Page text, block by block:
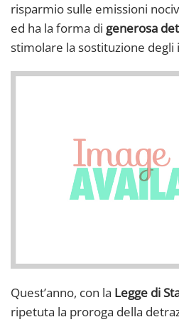
risparmio sulle emissioni
ed ha la forma di generosa
stimolare la sostituzione degli
Quest’anno, con la Legge di
ripetuta la proroga della